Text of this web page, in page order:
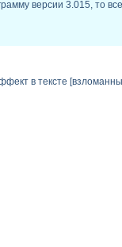
версии 3.015, то
в тексте